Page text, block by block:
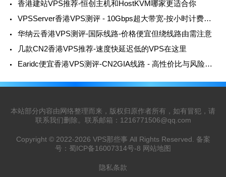
香港建站VPS推荐-恒创主机和HostKVM哪家更适合你
VPSServer香港VPS测评 - 10Gbps超大带宽-按小时计费灵活使用
华纳云香港VPS测评-国际线路-价格便宜但绕线路由需注意
几款CN2香港VPS推荐-速度快延迟低的VPS在这里
Earidc便宜香港VPS测评-CN2GIA线路 - 高性价比与风险并存
本站部分内容由网络整理而来，版权归原作者所有，如有冒犯，请
联系我们删除。联系邮箱： 1216771506@qq.com
Copyright © 2022-2026 VPS那些事 All Rights Reserved. 备案
号： 蜀ICP备16007314号-8 网站地图
隐私条款